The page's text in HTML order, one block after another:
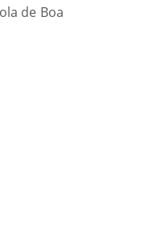
de Boa